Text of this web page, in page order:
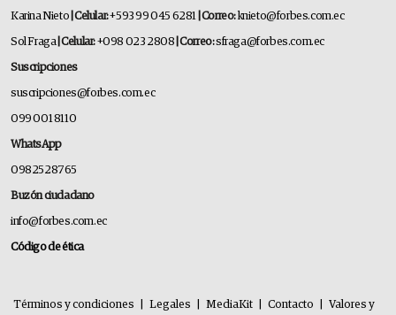
Karina Nieto | Celular:+593 99 045 6281 | Correo:knieto@forbes.com.ec
Sol Fraga| Celular:+098 023 2808 | Correo:sfraga@forbes.com.ec
Suscripciones
suscripciones@forbes.com.ec
099 001 8110
WhatsApp
0982528765
Buzón ciudadano
info@forbes.com.ec
Código de ética
Términos y condiciones Legales MediaKit Contacto Valores y